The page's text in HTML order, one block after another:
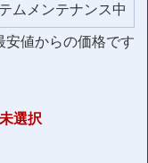
ムメンテナンス中
安値からの価格です
未選択